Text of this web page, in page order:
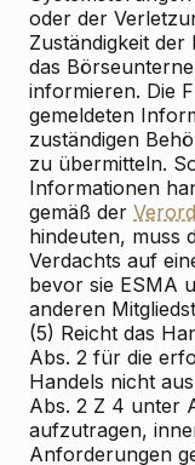
oder der
Zuständigkeit
das
informieren. Die
gemeldeten
zuständigen
zu übermitteln.
Informationen
gemäß der
hindeuten, muss
Verdachts auf
bevor sie ESMA
anderen
(5) Reicht das
Abs. 2 für die
Handels nicht
Abs. 2 Z 4 unter
aufzutragen,
Anforderungen